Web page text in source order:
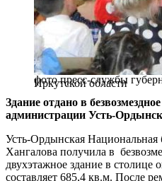
фото пресс-службы
Иркутской области
Здание отдано в
администрации Усть-
Усть-Ордынская
Хангалова получила в
двухэтажное здание в столице
составляет 685,4 кв.м. После